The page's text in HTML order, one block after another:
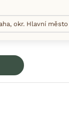
okr. Hlavní město